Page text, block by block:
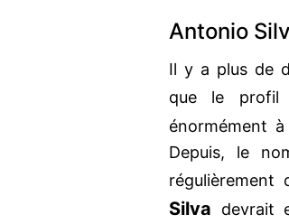
Antonio
Il y a plus de
que le profil
énormément à
Depuis, le
régulièrement
Silva devrait